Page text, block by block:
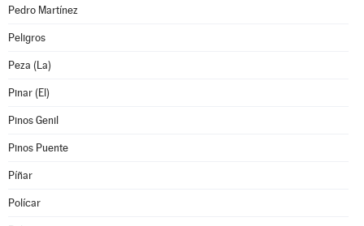
Pedro Martínez
Peligros
Peza (La)
Pinar (El)
Pinos Genil
Pinos Puente
Píñar
Polícar